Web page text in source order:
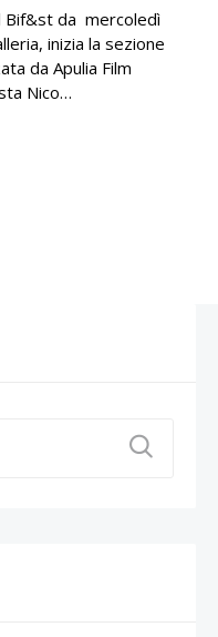
Bif&st da mercoledì
inizia la sezione
da Apulia Film
Nico…